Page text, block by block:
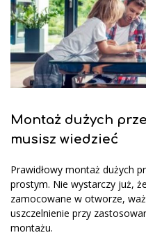
Montaż dużych
musisz wiedzieć
Prawidłowy montaż dużych
prostym. Nie wystarczy już,
zamocowane w otworze,
uszczelnienie przy
montażu.